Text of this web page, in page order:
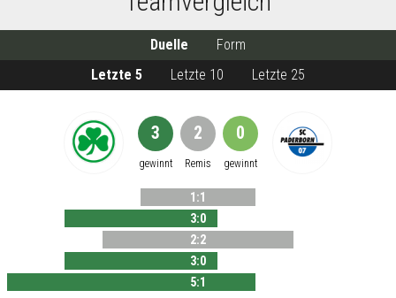
Duelle
Form
Letzte 5
Letzte 10 Letzte 25
3
gewinnt
2
Remis
0
gewinnt
1 :1
3:0
2:2
3:0
5:1